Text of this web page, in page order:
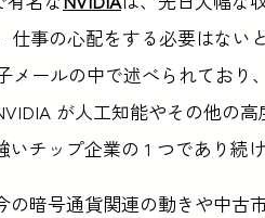
仕事の心配をする必要はない
メールの中で述べられてお
が人工知能やその他の
チップ企業の 1 つであり続
暗号通貨関連の動きや中古